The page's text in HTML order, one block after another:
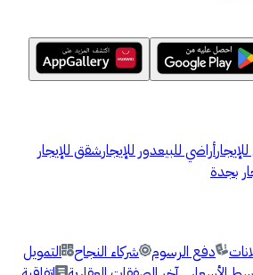
أراضي للبيعدور للإيجارشقق للإيجار
بجدة
دفع الرسوم شركاء النجاح
التمويل